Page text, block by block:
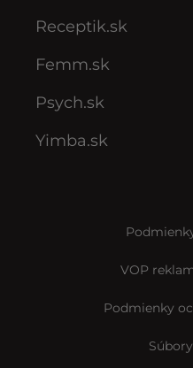
Receptik.sk
Femm.sk
Psych.sk
Yimba.sk
VOP
Podmienky